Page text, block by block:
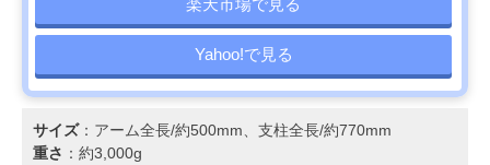
Yahoo!で見る
サイズ：アーム全長/約500mm、支柱全長/約770mm
重さ ：約3,000g